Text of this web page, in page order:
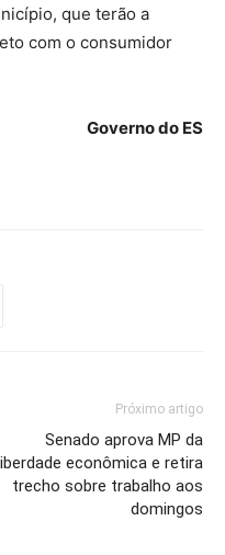
que terão a
com o consumidor
Governo do ES
Próximo artigo
Senado aprova MP da
econômica e retira
trecho sobre trabalho aos
domingos